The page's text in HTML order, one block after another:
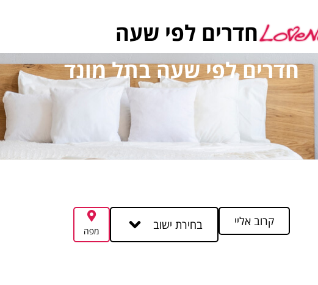
חדרים לפי שעה
חדרים לפי שעה בתל מונד
קרוב אליי בחירת ישוב מפה